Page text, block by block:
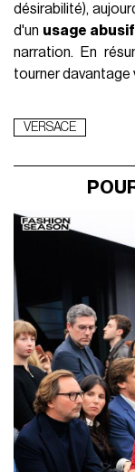
désirabilité),
d'un usage
narration. En
tourner davantage
VERSACE